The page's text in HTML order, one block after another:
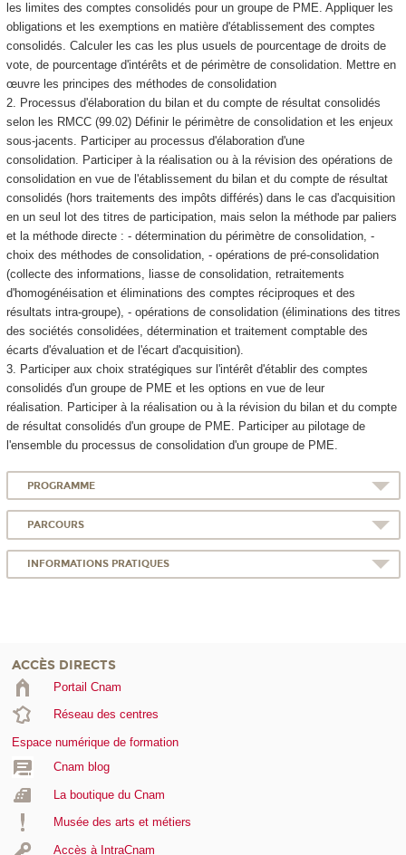
les limites des comptes consolidés pour un groupe de PME. Appliquer les
obligations et les exemptions en matière d'établissement des comptes
consolidés. Calculer les cas les plus usuels de pourcentage de droits de
vote, de pourcentage d'intérêts et de périmètre de consolidation. Mettre en
œuvre les principes des méthodes de consolidation
2. Processus d'élaboration du bilan et du compte de résultat consolidés
selon les RMCC (99.02) Définir le périmètre de consolidation et les enjeux
sous-jacents. Participer au processus d'élaboration d'une
consolidation. Participer à la réalisation ou à la révision des opérations de
consolidation en vue de l'établissement du bilan et du compte de résultat
consolidés (hors traitements des impôts différés) dans le cas d'acquisition
en un seul lot des titres de participation, mais selon la méthode par paliers
et la méthode directe : - détermination du périmètre de consolidation, -
choix des méthodes de consolidation, - opérations de pré-consolidation
(collecte des informations, liasse de consolidation, retraitements
d'homogénéisation et éliminations des comptes réciproques et des
résultats intra-groupe), - opérations de consolidation (éliminations des titres
des sociétés consolidées, détermination et traitement comptable des
écarts d'évaluation et de l'écart d'acquisition).
3. Participer aux choix stratégiques sur l'intérêt d'établir des comptes
consolidés d'un groupe de PME et les options en vue de leur
réalisation. Participer à la réalisation ou à la révision du bilan et du compte
de résultat consolidés d'un groupe de PME. Participer au pilotage de
l'ensemble du processus de consolidation d'un groupe de PME.
PROGRAMME
PARCOURS
INFORMATIONS PRATIQUES
ACCÈS DIRECTS
Portail Cnam
Réseau des centres
Espace numérique de formation
Cnam blog
La boutique du Cnam
Musée des arts et métiers
Accès à IntraCnam